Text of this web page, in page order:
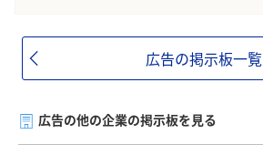
広告の掲示板一覧
広告の他の企業の掲示板を見る